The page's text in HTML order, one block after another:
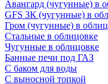
Авангард (чугунные) в
GFS ЗК (чугунные) в
Гром (чугунные) в
Стальные в облицовке
Чугунные в облицовке
Банные печи под ГАЗ
С баком для воды
С выносной топкой